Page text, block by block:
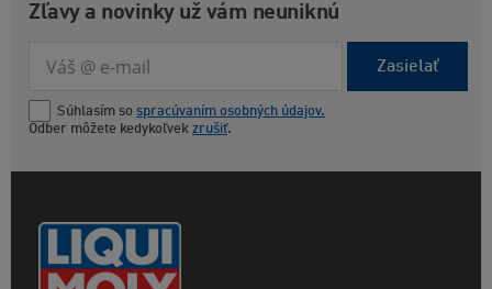
Zľavy a novinky už vám neuniknú
Zasielať
Súhlasím so spracúvaním osobných údajov.
Odber môžete kedykoľvek zrušiť.